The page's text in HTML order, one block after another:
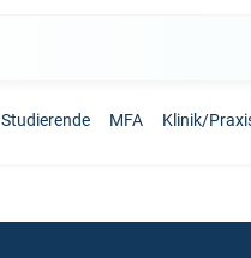
Studierende MFA Klinik/